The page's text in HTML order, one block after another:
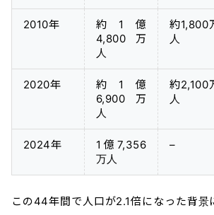
2010年
約1億
4,800万
人
約1,800
人
2020年
約1億
6,900万
人
約2,100
人
2024年
1億7,356
万人
–
この44年間で人口が2.1倍になった背景